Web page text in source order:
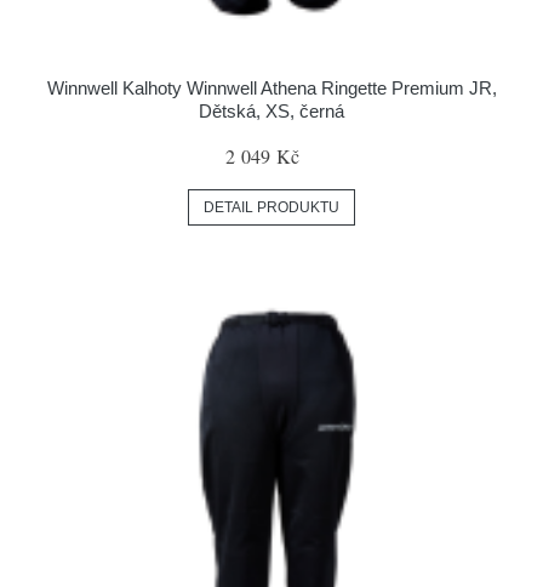
Winnwell Kalhoty Winnwell Athena Ringette Premium JR,
Dětská, XS, černá
2 049 Kč
DETAIL PRODUKTU